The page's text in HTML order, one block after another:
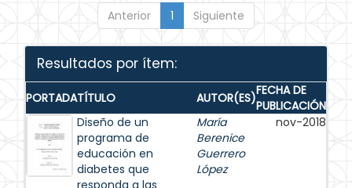
Anterior 1 Siguiente
Resultados por ítem:
PORTADATÍTULO AUTOR(ES)FECHA DE
PUBLICACIÓN
Diseño de un
programa de
educación en
diabetes que
responda a las
María
Berenice
Guerrero
López
nov-2018